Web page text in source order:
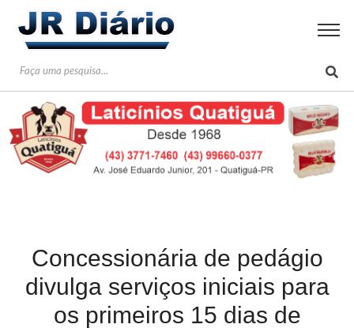
Concessionária de pedágio
divulga serviços iniciais para
os primeiros 15 dias de